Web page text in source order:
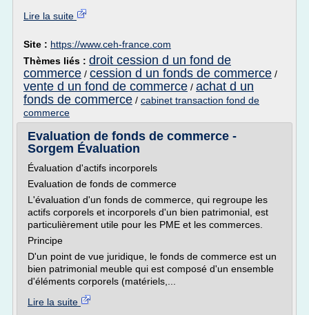
Lire la suite
Site : https://www.ceh-france.com
Thèmes liés : droit cession d un fond de
commerce / cession d un fonds de commerce /
vente d un fond de commerce / achat d un
fonds de commerce / cabinet transaction fond de
commerce
Evaluation de fonds de commerce -
Sorgem Évaluation
Évaluation d'actifs incorporels
Evaluation de fonds de commerce
L'évaluation d'un fonds de commerce, qui regroupe les
actifs corporels et incorporels d'un bien patrimonial, est
particulièrement utile pour les PME et les commerces.
Principe
D'un point de vue juridique, le fonds de commerce est un
bien patrimonial meuble qui est composé d'un ensemble
d'éléments corporels (matériels,...
Lire la suite